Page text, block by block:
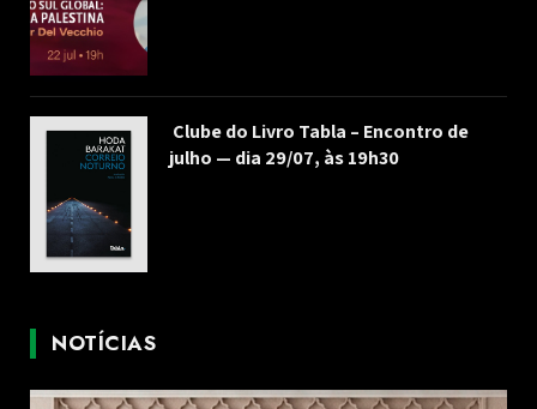
Clube do Livro Tabla – Encontro de
julho — dia 29/07, às 19h30
NOTÍCIAS